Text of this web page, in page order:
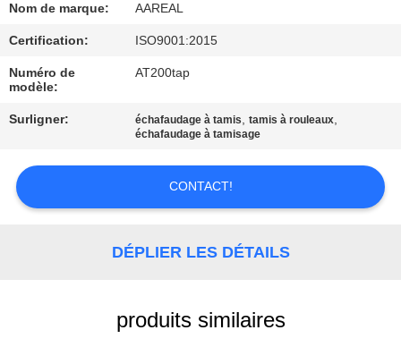
CONTRÔLE
DE
LA
NOUS
CONTACTER
DEMANDEZ
Nom de marque: AAREAL
Certification: ISO9001:2015
Numéro de
modèle:
AT200tap
Surligner: échafaudage à tamis,tamis à rouleaux,
échafaudage à tamisage
CONTACT!
DÉPLIER LES DÉTAILS
produits similaires